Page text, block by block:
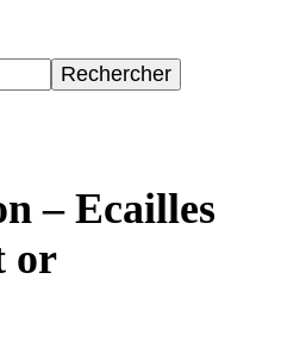
– Ecailles
or